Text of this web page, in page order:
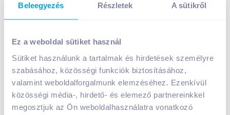
Beleegyezés Részletek A sütikről
Ez a weboldal sütiket használ
Sütiket használunk a tartalmak és hirdetések személyre
szabásához, közösségi funkciók biztosításához,
valamint weboldalforgalmunk elemzéséhez. Ezenkívül
közösségi média-, hirdető- és elemező partnereinkkel
megosztjuk az Ön weboldalhasználatra vonatkozó
g csemege
1 199Ft / db
Egységár: 2 998 Ft /kg
Nettó eladási ár: 944Ft /db(27 % áfa)
Kosárba